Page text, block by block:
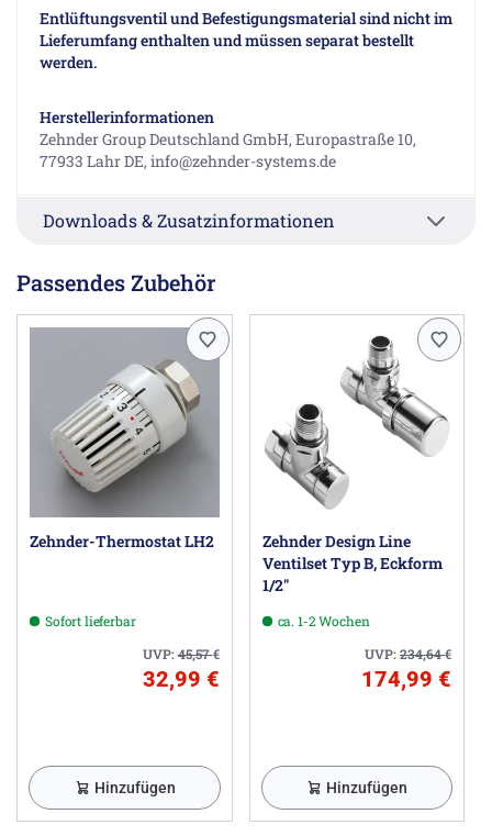
Entlüftungsventil und Befestigungsmaterial sind nicht im
Lieferumfang enthalten und müssen separat bestellt
werden.
Herstellerinformationen
Zehnder Group Deutschland GmbH, Europastraße 10,
77933 Lahr DE, info@zehnder-systems.de
Downloads & Zusatzinformationen
Passendes Zubehör
Zehnder-Thermostat LH2
Sofort lieferbar
UVP:45,57€
32,99 €
Hinzufügen
Zehnder Design Line
Ventilset Typ B, Eckform
1/2"
ca. 1-2 Wochen
UVP:234,64€
174,99 €
Hinzufügen